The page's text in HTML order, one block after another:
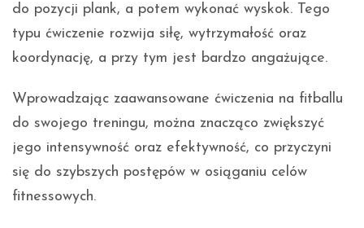
do pozycji plank, a potem wykonać wyskok. Tego
typu ćwiczenie rozwija siłę, wytrzymałość oraz
koordynację, a przy tym jest bardzo angażujące.
Wprowadzając zaawansowane ćwiczenia na fitballu
do swojego treningu, można znacząco zwiększyć
jego intensywność oraz efektywność, co przyczyni
się do szybszych postępów w osiąganiu celów
fitnessowych.